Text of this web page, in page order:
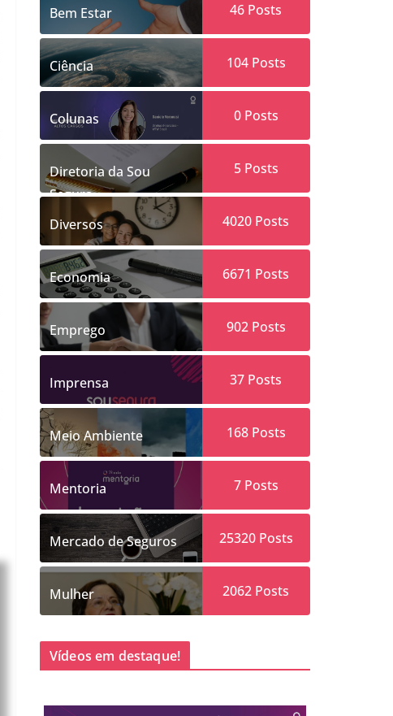
Bem Estar 46 Posts
Ciência 104Posts
Colunas 0Posts
Diretoria da Sou
Segura
5Posts
Diversos 4020 Posts
Economia 6671 Posts
Emprego 902Posts
Imprensa 37 Posts
Meio Ambiente 168Posts
Mentoria 7Posts
Mercado de Seguros 25320Posts
Mulher 2062 Posts
Vídeos em destaque!